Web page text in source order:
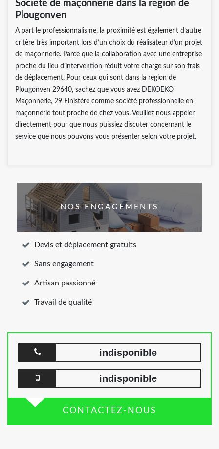
Société de maçonnerie dans la région de
Plougonven
A part le professionnalisme, la proximité est également d’autre
critère très important lors d’un choix du réalisateur d’un projet
de maçonnerie. Parce que la collaboration avec une entreprise
proche du lieu d’intervention réduit votre charge sur son frais
de déplacement. Pour ceux qui sont dans la région de
Plougonven 29640, sachez que vous avez DEKOEKO
Maçonnerie, 29 Finistère comme société professionnelle en
maçonnerie tout proche de chez vous. Veuillez nous appeler
directement pour que nous puissiez discuter concernant le
service que nous pouvons vous présenter selon votre projet.
NOS ENGAGEMENTS
Devis et déplacement gratuits
Sans engagement
Artisan passionné
Travail de qualité
indisponible
indisponible
CONTACTEZ-NOUS